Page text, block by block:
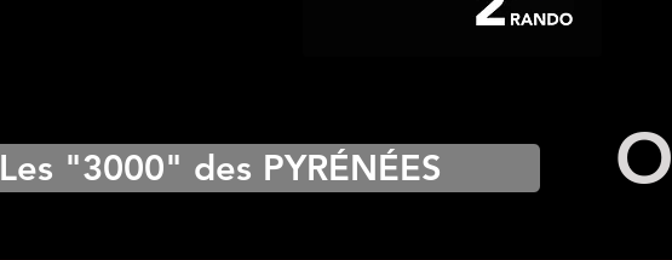
Les "3000" des PYRÉNÉES O